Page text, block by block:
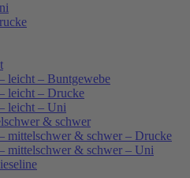
leicht – Buntgewebe
leicht – Drucke
leicht – Uni
& schwer
mittelschwer & schwer – Drucke
mittelschwer & schwer – Uni